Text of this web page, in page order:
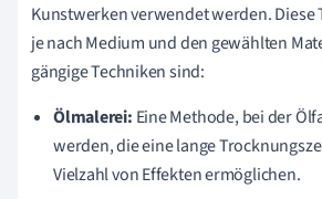
Kunstwerken verwendet werden. Diese
je nach Medium und den gewählten
gängige Techniken sind:
Ölmalerei: Eine Methode, bei der
werden, die eine lange
Vielzahl von Effekten ermöglichen.